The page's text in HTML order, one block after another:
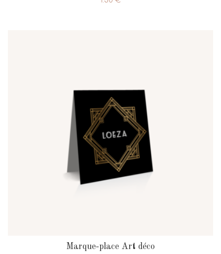
Marque-place Art déco